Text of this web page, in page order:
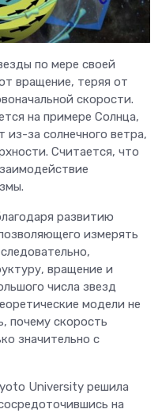
по мере своей
вращение, теряя от
скорости.
на примере Солнца,
из-за солнечного ветра,
Считается, что
развитию
измерять
вращение и
числа звезд
модели не
почему скорость
значительно с
University решила
на